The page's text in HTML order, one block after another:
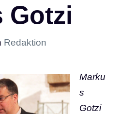
Gotzi
Redaktion
Marku
s
Gotzi